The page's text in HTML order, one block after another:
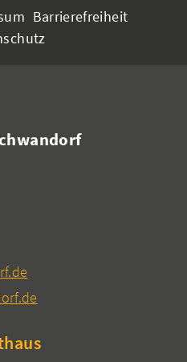
Barrierefreiheit